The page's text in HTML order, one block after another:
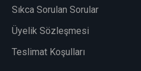
Sıkca Sorulan Sorular
Üyelik Sözleşmesi
Teslimat Koşulları